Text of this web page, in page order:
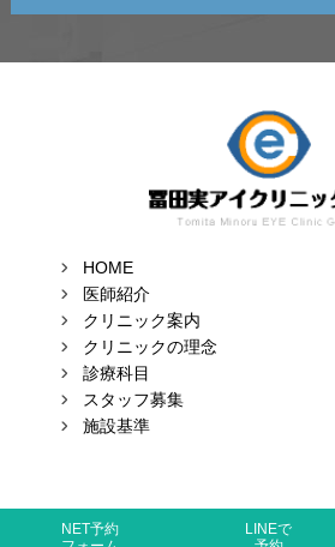
NET予約
LINEで
HOME
医師紹介
クリニック案内
クリニックの理念
診療科目
スタッフ募集
施設基準
Copyright (C) 2026 Tomita Minoru EYE